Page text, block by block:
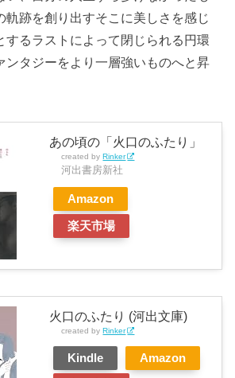
軌跡を創り出すそこに美しさを感じ
するラストによって閉じられる円環
ンタジーをより一層強いものへと昇
あの頃の「火口のふたり」
created byRinker
河出書房新社
Amazon
楽天市場
火口のふたり (河出文庫)
created byRinker
Kindle Amazon